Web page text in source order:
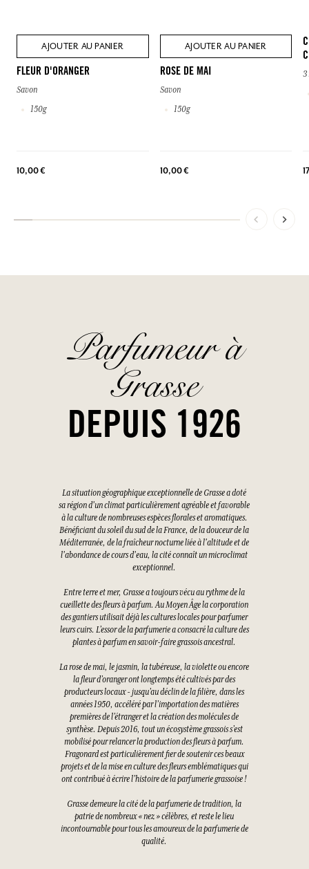
AJOUTER AU PANIER
FLEUR D'ORANGER
Savon
150g
10,00 €
AJOUTER AU PANIER
ROSE DE MAI
Savon
150g
10,00 €
3
Parfumeur à
Grasse
DEPUIS 1926
La situation géographique exceptionnelle de Grasse a doté
sa région d'un climat particulièrement agréable et favorable
à la culture de nombreuses espèces florales et aromatiques.
Bénéficiant du soleil du sud de la France, de la douceur de la
Méditerranée, de la fraîcheur nocturne liée à l'altitude et de
l'abondance de cours d'eau, la cité connaît un microclimat
exceptionnel.
Entre terre et mer, Grasse a toujours vécu au rythme de la
cueillette des fleurs à parfum. Au Moyen Âge la corporation
des gantiers utilisait déjà les cultures locales pour parfumer
leurs cuirs. L’essor de la parfumerie a consacré la culture des
plantes à parfum en savoir-faire grassois ancestral.
La rose de mai, le jasmin, la tubéreuse, la violette ou encore
la fleur d’oranger ont longtemps été cultivés par des
producteurs locaux - jusqu’au déclin de la filière, dans les
années 1950, accéléré par l’importation des matières
premières de l’étranger et la création des molécules de
synthèse. Depuis 2016, tout un écosystème grassois s’est
mobilisé pour relancer la production des fleurs à parfum.
Fragonard est particulièrement fier de soutenir ces beaux
projets et de la mise en culture des fleurs emblématiques qui
ont contribué à écrire l’histoire de la parfumerie grassoise !
Grasse demeure la cité de la parfumerie de tradition, la
patrie de nombreux « nez » célèbres, et reste le lieu
incontournable pour tous les amoureux de la parfumerie de
qualité.